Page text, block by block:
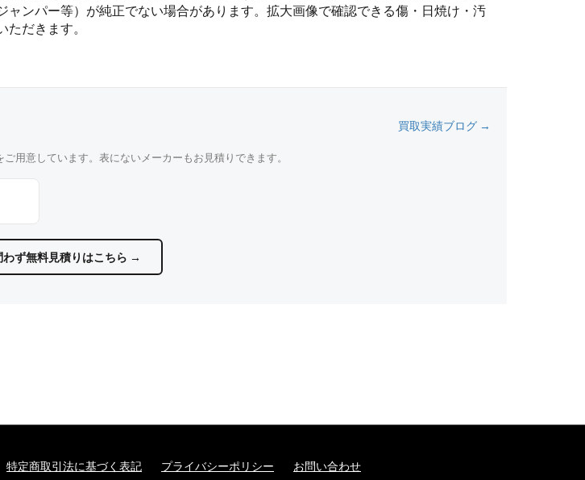
ンパー等）が純正でない場合があります。拡大画像で確認できる傷・日焼け・汚
だきます。
買取実績ブログ →
用意しています。表にないメーカーもお見積りできます。
わず無料見積りはこちら →
特定商取引法に基づく表記 プライバシーポリシー お問い合わせ